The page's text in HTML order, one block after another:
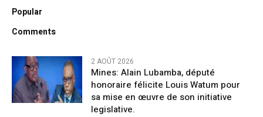
Popular
Comments
2 AOÛT 2026
Mines: Alain Lubamba, député
honoraire félicite Louis Watum pour
sa mise en œuvre de son initiative
legislative.